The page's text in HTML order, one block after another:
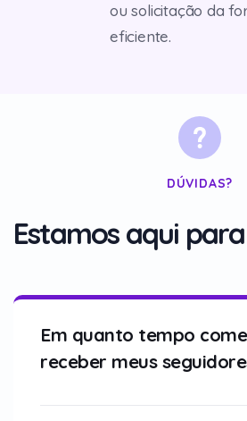
ou solicitação da
eficiente.
DÚVIDAS?
Estamos aqui
Em quanto tempo
receber meus